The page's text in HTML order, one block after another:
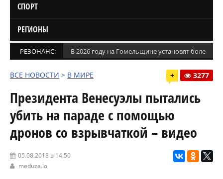
СПОРТ
РЕГИОНЫ
РЕЗОНАНС: В 2026 году на Гомельщине установят более
ВСЕ НОВОСТИ > В МИРЕ + 3277
Президента Венесуэлы пытались
убить на параде с помощью
дронов со взрывчаткой – видео
05.08.2018 в 14:50
meduza.io